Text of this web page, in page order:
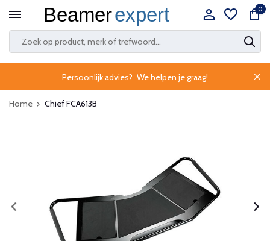
0
Persoonlijk advies? We helpen je graag!
Home Chief FCA613B